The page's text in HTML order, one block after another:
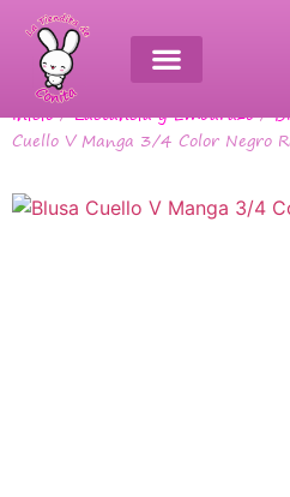
Inicio/Lactancia y Embarazo/
Cuello V Manga 3/4 Color Negro